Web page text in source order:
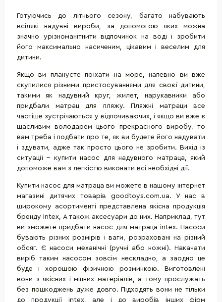
Готуючись до літнього сезону, багато набувають
всілякі надувні вироби, за допомогою яких можна
значно урізноманітнити відпочинок на воді і зробити
його максимально насиченим, цікавим і веселим для
дитини.
Якщо ви плануєте поїхати на море, напевно ви вже
скупилися різними пристосуваннями для своєї дитини,
такими як надувний круг, жилет, нарукавники або
придбали матрац для пляжу. Пляжні матраци все
частіше зустрічаються у відпочиваючих, і якщо ви вже є
щасливим володарем цього прекрасного виробу, то
вам треба і подбати про те, як ви будете його надувати
і здувати, адже так просто цього не зробити. Вихід із
ситуації - купити насос для надувного матраца, який
допоможе вам з легкістю виконати всі необхідні дії.
Купити насос для матраца ви можете в нашому інтернет
магазині дитячих товарів goodtoys.com.ua. У нас в
широкому асортименті представлена якісна продукція
бренду Intex, А також аксесуари до них. Наприклад, тут
ви зможете придбати насос для матраца intex. Насоси
бувають різних розмірів і ваги, розраховані на різний
обсяг. Є насоси механічні (ручні або ножні). Накачати
виріб таким насосом зовсім нескладно, а заодно це
буде і хорошою фізичною розминкою. Виготовлені
вони з якісних і міцних матеріалів, а тому прослужать
без пошкоджень дуже довго. Підходять вони не тільки
до продукції intex, але і до виробів інших фірм